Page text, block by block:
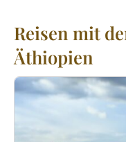
Reisen mit
Äthiopien